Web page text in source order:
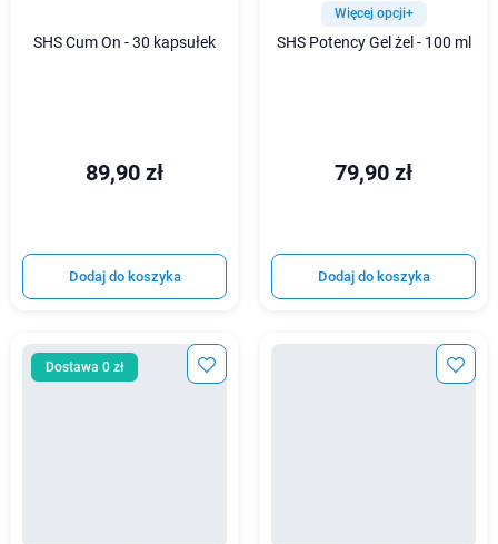
SHS Cum On - 30 kapsułek
89,90 zł
Dodaj do koszyka
Więcej opcji+
SHS Potency Gel żel - 100 ml
79,90 zł
Dodaj do koszyka
Dostawa 0 zł